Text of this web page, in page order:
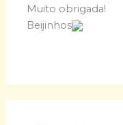
Muito obrigada!
Beijinhos